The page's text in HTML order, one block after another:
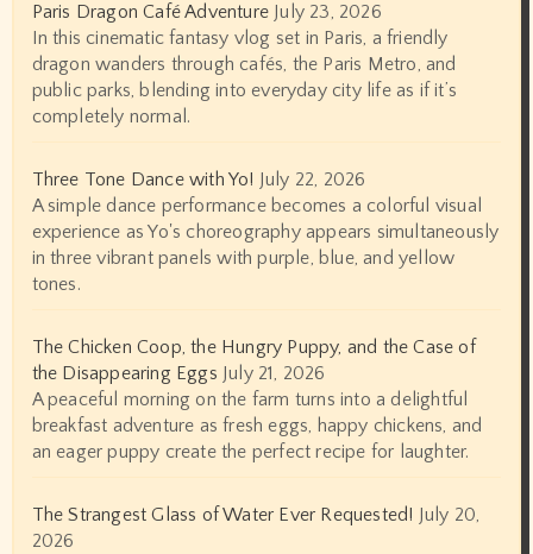
Paris Dragon Café Adventure July 23, 2026
In this cinematic fantasy vlog set in Paris, a friendly
dragon wanders through cafés, the Paris Metro, and
public parks, blending into everyday city life as if it’s
completely normal.
Three Tone Dance with Yo! July 22, 2026
A simple dance performance becomes a colorful visual
experience as Yo's choreography appears simultaneously
in three vibrant panels with purple, blue, and yellow
tones.
The Chicken Coop, the Hungry Puppy, and the Case of
the Disappearing Eggs July 21, 2026
A peaceful morning on the farm turns into a delightful
breakfast adventure as fresh eggs, happy chickens, and
an eager puppy create the perfect recipe for laughter.
The Strangest Glass of Water Ever Requested! July 20,
2026